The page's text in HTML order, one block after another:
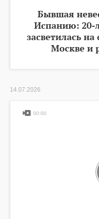
Бывшая
Испанию: 20-
засветилась
Москве и
14.07.2026
00:00